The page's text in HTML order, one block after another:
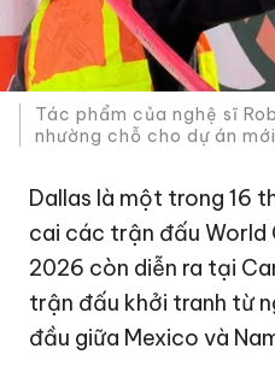
Tác phẩm của nghệ sĩ
nhường chỗ cho dự án
Dallas là một trong 16
cai các trận đấu World
2026 còn diễn ra tại
trận đấu khởi tranh từ
đầu giữa Mexico và